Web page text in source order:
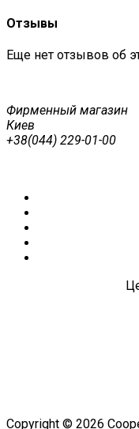
Отзывы
Еще нет отзывов об
Фирменный магазин
Киев
+38(044) 229-01-00
Copyright © 2026